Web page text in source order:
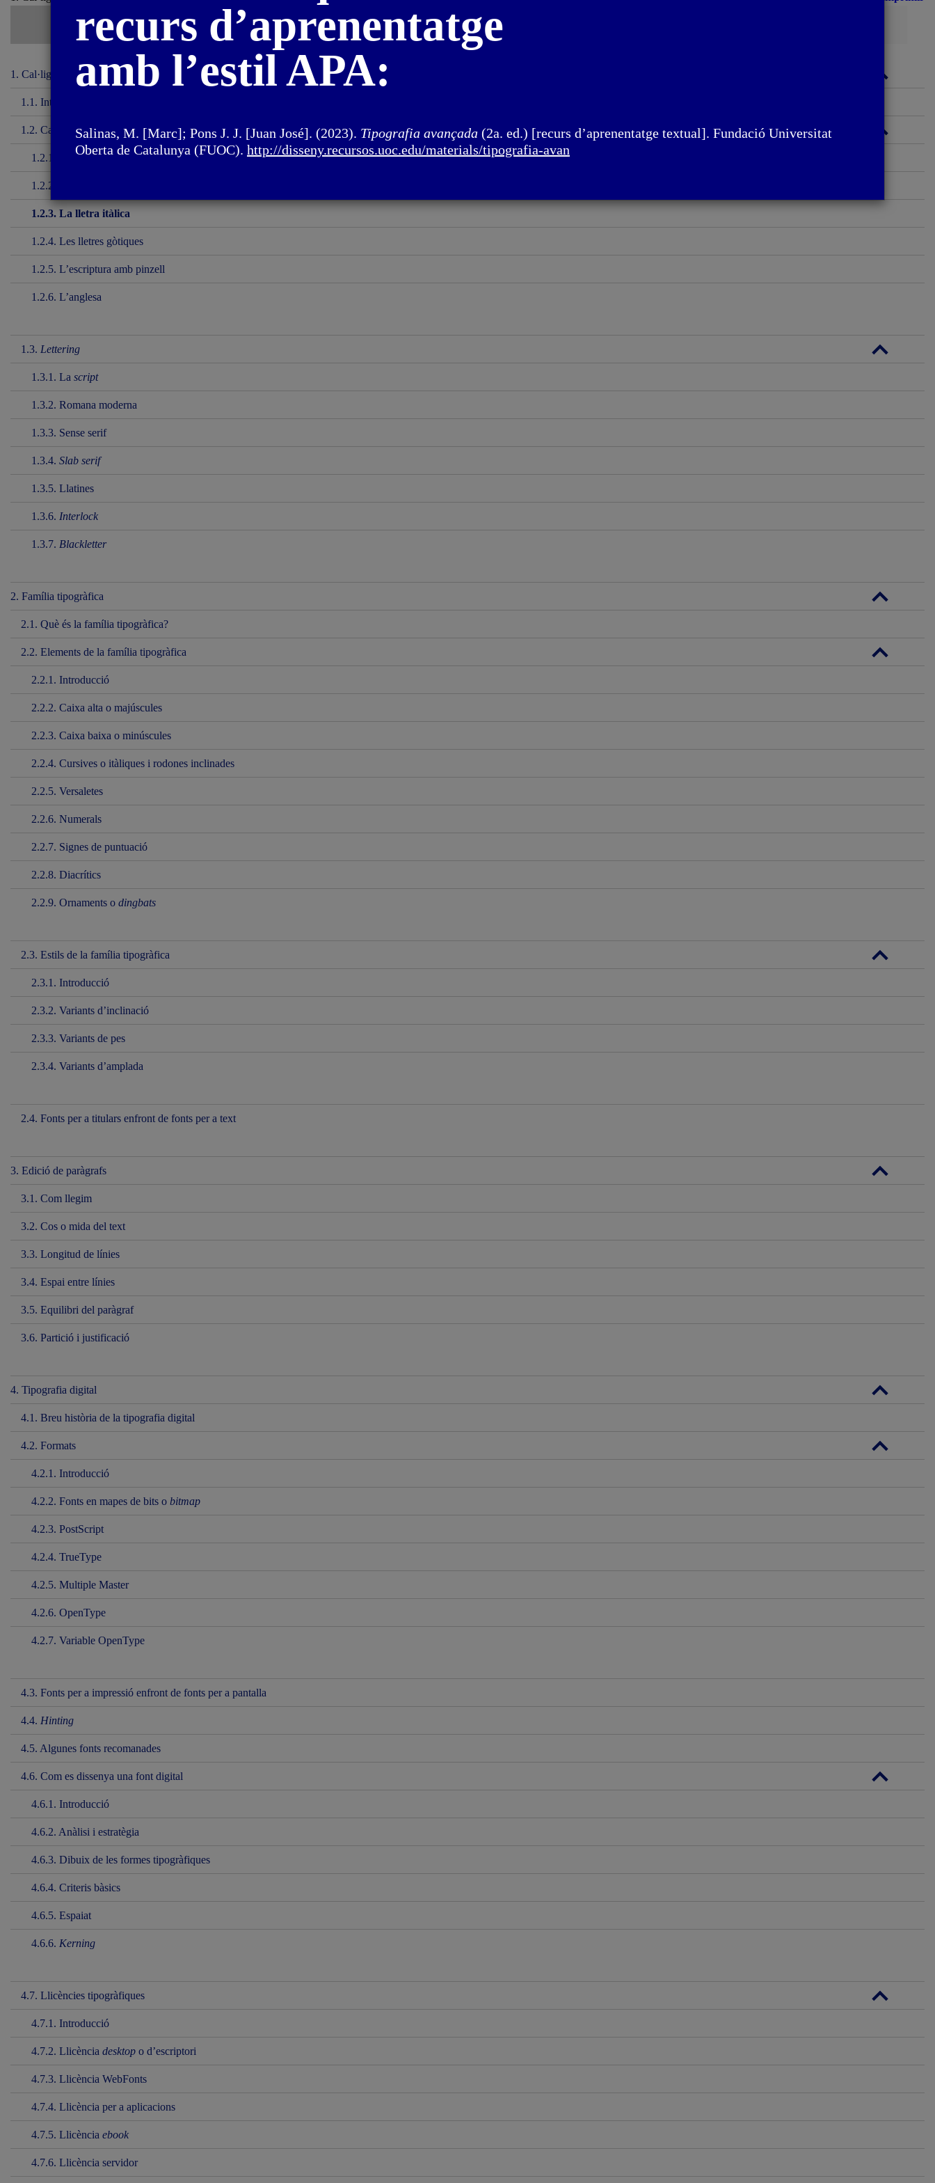
1. Cal·ligrafia ilettering
1.1. Introducció
1.2. Cal·ligrafia
1.2.1. La capital romana
1.2.2. La minúscula carolina
1.2.3. La lletra itàlica
1.2.4. Les lletres gòtiques
1.2.5. L’escriptura amb pinzell
1.2.6. L’anglesa
1.3. Lettering
1.3.1. La script
1.3.2. Romana moderna
1.3.3. Sense serif
1.3.4. Slab serif
1.3.5. Llatines
1.3.6. Interlock
1.3.7. Blackletter
2. Família tipogràfica
2.1. Què és la família tipogràfica?
2.2. Elements de la família tipogràfica
2.2.1. Introducció
2.2.2. Caixa alta o majúscules
2.2.3. Caixa baixa o minúscules
2.2.4. Cursives o itàliques i rodones inclinades
2.2.5. Versaletes
2.2.6. Numerals
2.2.7. Signes de puntuació
2.2.8. Diacrítics
2.2.9. Ornaments o dingbats
2.3. Estils de la família tipogràfica
2.3.1. Introducció
2.3.2. Variants d’inclinació
2.3.3. Variants de pes
2.3.4. Variants d’amplada
2.4. Fonts per a titulars enfront de fonts per a text
3. Edició de paràgrafs
3.1. Com llegim
3.2. Cos o mida del text
3.3. Longitud de línies
3.4. Espai entre línies
3.5. Equilibri del paràgraf
3.6. Partició i justificació
4. Tipografia digital
4.1. Breu història de la tipografia digital
4.2. Formats
4.2.1. Introducció
4.2.2. Fonts en mapes de bits o bitmap
4.2.3. PostScript
4.2.4. TrueType
4.2.5. Multiple Master
4.2.6. OpenType
4.2.7. Variable OpenType
4.3. Fonts per a impressió enfront de fonts per a pantalla
4.4. Hinting
4.5. Algunes fonts recomanades
4.6. Com es dissenya una font digital
4.6.1. Introducció
4.6.2. Anàlisi i estratègia
4.6.3. Dibuix de les formes tipogràfiques
4.6.4. Criteris bàsics
4.6.5. Espaiat
4.6.6. Kerning
4.7. Llicències tipogràfiques
4.7.1. Introducció
4.7.2. Llicència desktop o d’escriptori
4.7.3. Llicència WebFonts
4.7.4. Llicència per a aplicacions
4.7.5. Llicència ebook
4.7.6. Llicència servidor
recurs d’aprenentatge
amb l’estil APA:
Salinas, M. [Marc]; Pons J. J. [Juan José]. (2023). Tipografia avançada (2a. ed.) [recurs d’aprenentatge textual]. Fundació Universitat
Oberta de Catalunya (FUOC). http://disseny.recursos.uoc.edu/materials/tipografia-avan